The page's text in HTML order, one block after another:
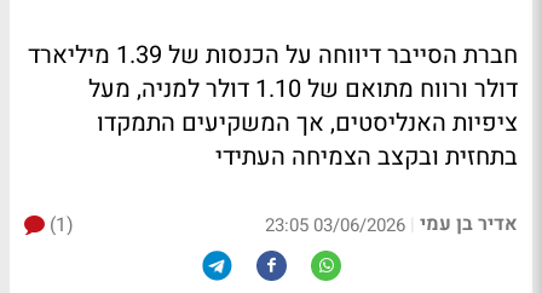
חברת הסייבר דיווחה על הכנסות של 1.39 מיליארד
דולר ורווח מתואם של 1.10 דולר למניה, מעל
ציפיות האנליסטים, אך המשקיעים התמקדו
בתחזית ובקצב הצמיחה העתידי
אדיר בן עמי |
03/06/2026 23:05
(1)